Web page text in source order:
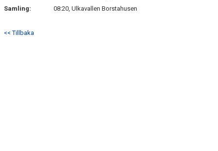
Samling:
08:20, Ulkavallen Borstahusen
<< Tillbaka